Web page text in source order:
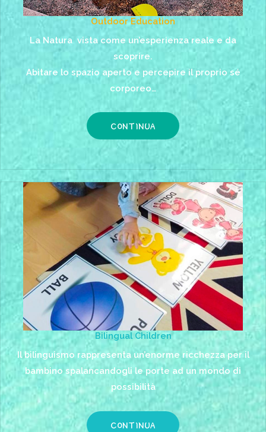
Outdoor Education
La Natura vista come un’esperienza reale e da
scoprire.
Abitare lo spazio aperto e percepire il proprio sé
corporeo…
CONTINUA
Bilingual Children
Il bilinguismo rappresenta un’enorme ricchezza per il
bambino spalancandogli le porte ad un mondo di
possibilità
CONTINUA